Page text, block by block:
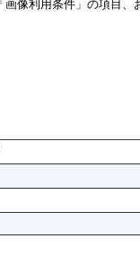
像利用条件」の項目、